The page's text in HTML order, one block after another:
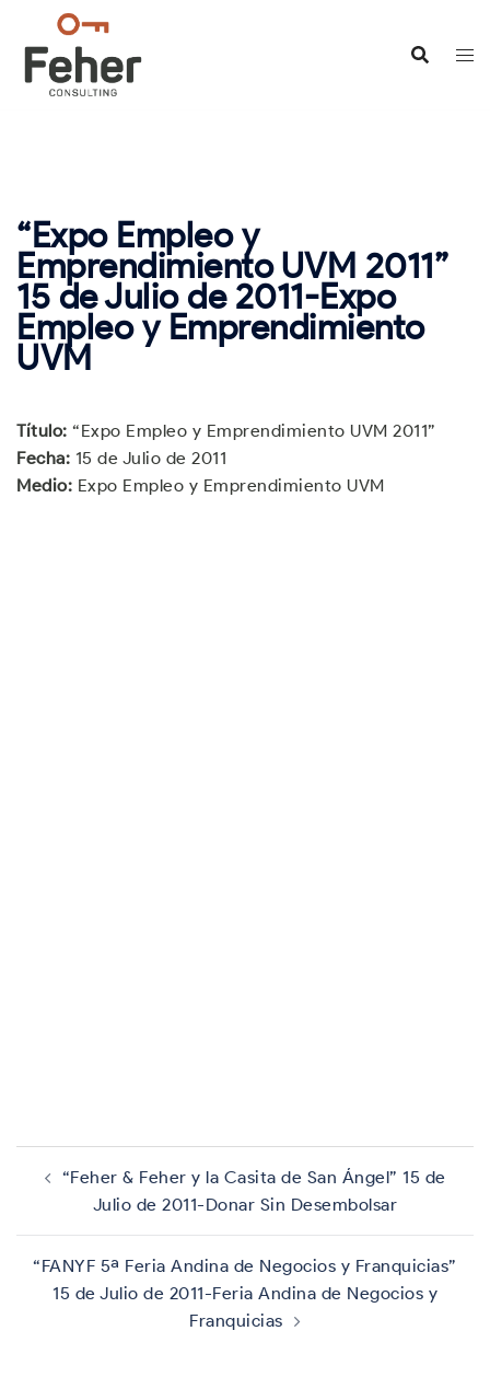
contenido
“Expo Empleo y
Emprendimiento UVM 2011”
15 de Julio de 2011-Expo
Empleo y Emprendimiento
UVM
Título: “Expo Empleo y Emprendimiento UVM 2011”
Fecha: 15 de Julio de 2011
Medio: Expo Empleo y Emprendimiento UVM
Navegación
de
entradas
“Feher & Feher y la Casita de San Ángel” 15 de
Julio de 2011-Donar Sin Desembolsar
“FANYF 5ª Feria Andina de Negocios y Franquicias”
15 de Julio de 2011-Feria Andina de Negocios y
Franquicias